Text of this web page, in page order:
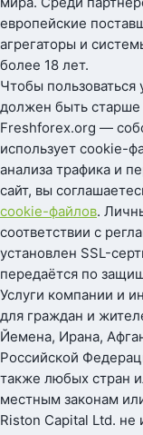
европейские
агрегаторы и
более 18 лет.
Чтобы пользоваться
должен быть старше
Freshforex.org —
использует cookie-
анализа трафика и
сайт, вы
cookie-файлов.
соответствии с
установлен SSL-
передаётся по
Услуги компании и
для граждан и
Йемена, Ирана,
Российской
также любых стран
местным законам
Riston Capital Ltd. не